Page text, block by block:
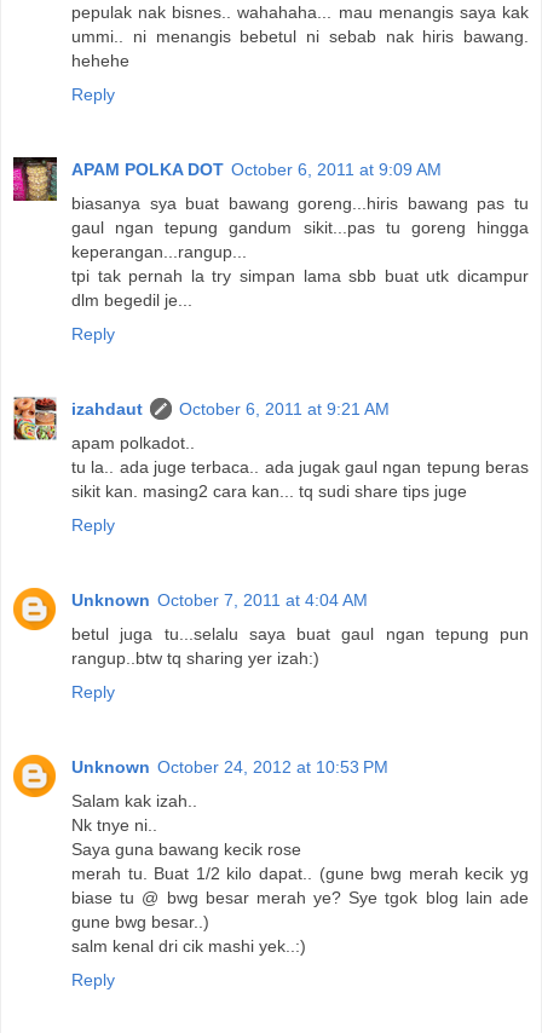
pepulak nak bisnes.. wahahaha... mau menangis saya kak
ummi.. ni menangis bebetul ni sebab nak hiris bawang.
hehehe
Reply
APAM POLKA DOT October 6, 2011 at 9:09 AM
biasanya sya buat bawang goreng...hiris bawang pas tu
gaul ngan tepung gandum sikit...pas tu goreng hingga
keperangan...rangup...
tpi tak pernah la try simpan lama sbb buat utk dicampur
dlm begedil je...
Reply
izahdaut
October 6, 2011 at 9:21 AM
apam polkadot..
tu la.. ada juge terbaca.. ada jugak gaul ngan tepung beras
sikit kan. masing2 cara kan... tq sudi share tips juge
Reply
Unknown October 7, 2011 at 4:04 AM
betul juga tu...selalu saya buat gaul ngan tepung pun
rangup..btw tq sharing yer izah:)
Reply
Unknown October 24, 2012 at 10:53 PM
Salam kak izah..
Nk tnye ni..
Saya guna bawang kecik rose
merah tu. Buat 1/2 kilo dapat.. (gune bwg merah kecik yg
biase tu @ bwg besar merah ye? Sye tgok blog lain ade
gune bwg besar..)
salm kenal dri cik mashi yek..:)
Reply